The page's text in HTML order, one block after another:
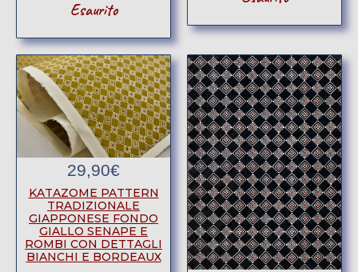
Esaurito
29,90€
KATAZOME PATTERN
TRADIZIONALE
GIAPPONESE FONDO
GIALLO SENAPE E
ROMBI CON DETTAGLI
BIANCHI E BORDEAUX